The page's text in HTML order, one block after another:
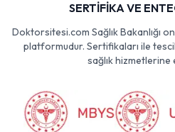
SERTİFİKA VE
Doktorsitesi.com Sağlık Bakanlığı
platformudur. Sertifikaları ile
sağlık hizmetlerine